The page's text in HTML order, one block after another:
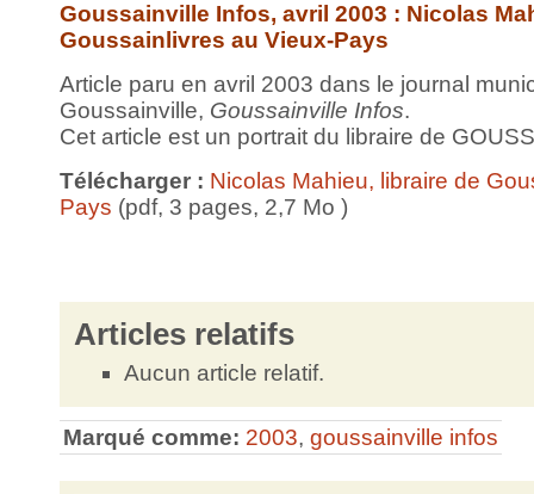
Goussainville Infos, avril 2003 : Nicolas
Goussainlivres au Vieux-Pays
Article paru en avril 2003 dans le journal
Goussainville, Goussainville Infos.
Cet article est un portrait du libraire de
Télécharger : Nicolas Mahieu, libraire de
Pays (pdf, 3 pages, 2,7 Mo )
Articles relatifs
Aucun article relatif.
Marqué comme: 2003, goussainville infos